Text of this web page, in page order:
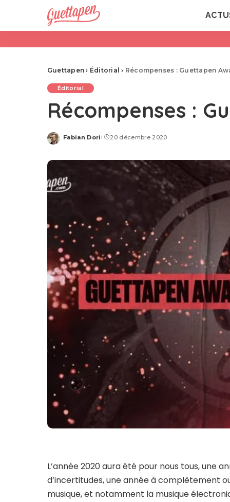
Guettapen › Éditorial › Récompenses : Guettapen
Éditorial
Récompenses :
Posted
Fabian Dori 20 décembre 2020
L’année 2020 aura été pour nous tous, une
d’incertitudes, une année à complètement
musique, et notamment la musique